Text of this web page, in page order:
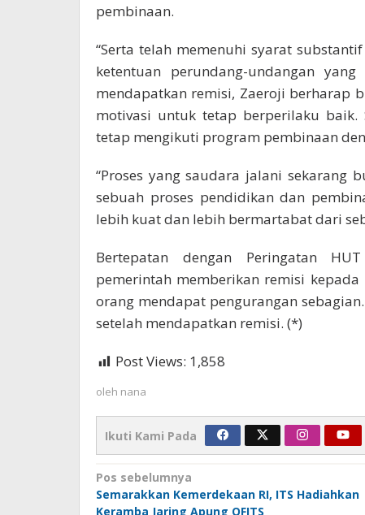
pembinaan.
“Serta telah memenuhi syarat
ketentuan perundang-undangan
mendapatkan remisi, Zaeroji berharap
motivasi untuk tetap berperilaku
tetap mengikuti program pembinaan
“Proses yang saudara jalani sekarang
sebuah proses pendidikan dan
lebih kuat dan lebih bermartabat dari
Bertepatan dengan Peringatan
pemerintah memberikan remisi kepada
orang mendapat pengurangan
setelah mendapatkan remisi. (*)
Post Views: 1,858
oleh nana
Ikuti Kami Pada
Navigasi
pos
Pos sebelumnya
Semarakkan Kemerdekaan RI, ITS Hadiahkan
Keramba Jaring Apung OFITS